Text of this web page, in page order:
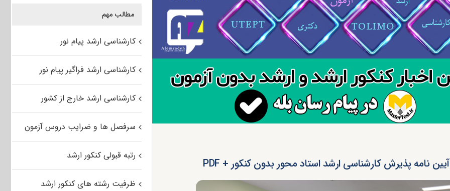
آیین نامه پذیرش کارشناسی ارشد استاد محور بدون کنکور + PDF
مطالب مهم
کارشناسی ارشد پیام نور
کارشناسی ارشد فراگیر پیام نور
کارشناسی ارشد خارج از کشور
سرفصل ها و ضرایب دروس آزمون
رتبه قبولی کنکور ارشد
ظرفیت رشته های کنکور ارشد